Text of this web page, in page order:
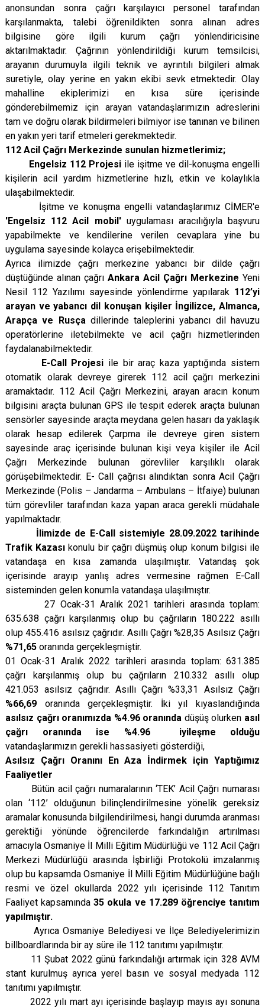
anonsundan sonra çağrı karşılayıcı personel tarafından
karşılanmakta, talebi öğrenildikten sonra alınan adres
bilgisine göre ilgili kurum çağrı yönlendiricisine
aktarılmaktadır. Çağrının yönlendirildiği kurum temsilcisi,
arayanın durumuyla ilgili teknik ve ayrıntılı bilgileri almak
suretiyle, olay yerine en yakın ekibi sevk etmektedir. Olay
mahalline ekiplerimizi en kısa süre içerisinde
gönderebilmemiz için arayan vatandaşlarımızın adreslerini
tam ve doğru olarak bildirmeleri bilmiyor ise tanınan ve bilinen
en yakın yeri tarif etmeleri gerekmektedir.
112 Acil Çağrı Merkezinde sunulan hizmetlerimiz;
Engelsiz 112 Projesi ile işitme ve dil-konuşma engelli
kişilerin acil yardım hizmetlerine hızlı, etkin ve kolaylıkla
ulaşabilmektedir.
İşitme ve konuşma engelli vatandaşlarımız CİMER'e
'Engelsiz 112 Acil mobil'uygulaması aracılığıyla başvuru
yapabilmekte ve kendilerine verilen cevaplara yine bu
uygulama sayesinde kolayca erişebilmektedir.
Ayrıca ilimizde çağrı merkezine yabancı bir dilde çağrı
düştüğünde alınan çağrı Ankara Acil Çağrı Merkezine Yeni
Nesil 112 Yazılımı sayesinde yönlendirme yapılarak 112’yi
arayan ve yabancı dil konuşan kişiler İngilizce, Almanca,
Arapça ve Rusçadillerinde taleplerini yabancı dil havuzu
operatörlerine iletebilmekte ve acil çağrı hizmetlerinden
faydalanabilmektedir.
E-Call Projesi ile bir araç kaza yaptığında sistem
otomatik olarak devreye girerek 112 acil çağrı merkezini
aramaktadır. 112 Acil Çağrı Merkezini, arayan aracın konum
bilgisini araçta bulunan GPS ile tespit ederek araçta bulunan
sensörler sayesinde araçta meydana gelen hasarı da yaklaşık
olarak hesap edilerek Çarpma ile devreye giren sistem
sayesinde araç içerisinde bulunan kişi veya kişiler ile Acil
Çağrı Merkezinde bulunan görevliler karşılıklı olarak
görüşebilmektedir. E- Call çağrısı alındıktan sonra Acil Çağrı
Merkezinde (Polis – Jandarma – Ambulans – İtfaiye) bulunan
tüm görevliler tarafından kaza yapan araca gerekli müdahale
yapılmaktadır.
İlimizde de E-Call sistemiyle 28.09.2022 tarihinde
Trafik Kazası konulu bir çağrı düşmüş olup konum bilgisi ile
vatandaşa en kısa zamanda ulaşılmıştır. Vatandaş şok
içerisinde arayıp yanlış adres vermesine rağmen E-Call
sisteminden gelen konumla vatandaşa ulaşılmıştır.
27 Ocak­-31 Aralık 2021 tarihleri arasında toplam:
635.638 çağrı karşılanmış olup bu çağrıların 180.222 asıllı
olup 455.416 asılsız çağrıdır. Asıllı Çağrı %28,35 Asılsız Çağrı
%71,65 oranında gerçekleşmiştir.
01 Ocak-­31 Aralık 2022 tarihleri arasında toplam: 631.385
çağrı karşılanmış olup bu çağrıların 210.332 asıllı olup
421.053 asılsız çağrıdır. Asıllı Çağrı %33,31 Asılsız Çağrı
%66,69 oranında gerçekleşmiştir. İki yıl kıyaslandığında
asılsız çağrı oranımızda %4.96 oranında düşüş olurken asıl
çağrı oranında ise %4.96 iyileşme olduğu
vatandaşlarımızın gerekli hassasiyeti gösterdiği,
Asılsız Çağrı Oranını En Aza İndirmek için Yaptığımız
Faaliyetler
Bütün acil çağrı numaralarının ‘TEK’ Acil Çağrı numarası
olan ‘112’ olduğunun bilinçlendirilmesine yönelik gereksiz
aramalar konusunda bilgilendirilmesi, hangi durumda aranması
gerektiği yönünde öğrencilerde farkındalığın artırılması
amacıyla Osmaniye İl Milli Eğitim Müdürlüğü ve 112 Acil Çağrı
Merkezi Müdürlüğü arasında İşbirliği Protokolü imzalanmış
olup bu kapsamda Osmaniye İl Milli Eğitim Müdürlüğüne bağlı
resmi ve özel okullarda 2022 yılı içerisinde 112 Tanıtım
Faaliyet kapsamında35 okula ve 17.289 öğrenciye tanıtım
yapılmıştır.
Ayrıca Osmaniye Belediyesi ve İlçe Belediyelerimizin
billboardlarında bir ay süre ile 112 tanıtımı yapılmıştır.
11 Şubat 2022 günü farkındalığı artırmak için 328 AVM
stant kurulmuş ayrıca yerel basın ve sosyal medyada 112
tanıtımı yapılmıştır.
2022 yılı mart ayı içerisinde başlayıp mayıs ayı sonuna